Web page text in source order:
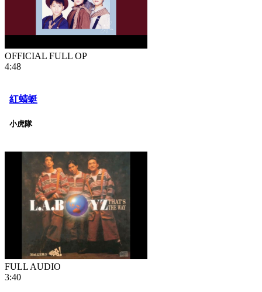
OFFICIAL FULL OP
4:48
紅蜻蜓
小虎隊
FULL AUDIO
3:40